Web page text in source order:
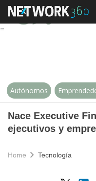
Autónomos
Nace Executive
ejecutivos y
Home Tecnología